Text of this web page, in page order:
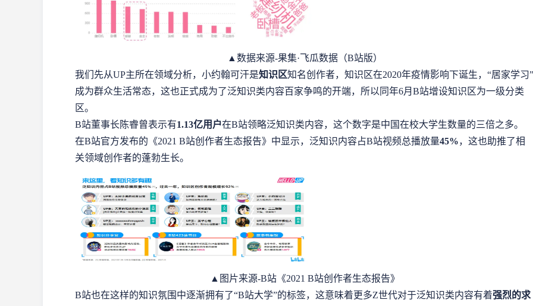
▲数据来源-果集·飞瓜数据（B站版）
我们先从UP主所在领域分析，小约翰可汗是知识区知名创作者，知识区在2020年疫情影响下诞生，“居家学习”
成为群众生活常态，这也正式成为了泛知识类内容百家争鸣的开端，所以同年6月B站增设知识区为一级分类
区。
B站董事长陈睿曾表示有1.13亿用户在B站领略泛知识类内容，这个数字是中国在校大学生数量的三倍之多。
在B站官方发布的《2021 B站创作者生态报告》中显示，泛知识内容占B站视频总播放量45%，这也助推了相
关领域创作者的蓬勃生长。
▲图片来源-B站《2021 B站创作者生态报告》
B站也在这样的知识氛围中逐渐拥有了“B站大学”的标签，这意味着更多Z世代对于泛知识类内容有着强烈的求